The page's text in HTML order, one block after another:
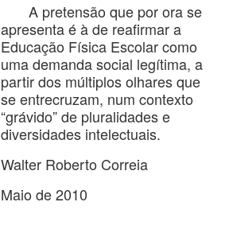
A pretensão que por ora se
apresenta é à de reafirmar a
Educação Física Escolar como
uma demanda social legítima, a
partir dos múltiplos olhares que
se entrecruzam, num contexto
“grávido” de pluralidades e
diversidades intelectuais.
Walter Roberto Correia
Maio de 2010